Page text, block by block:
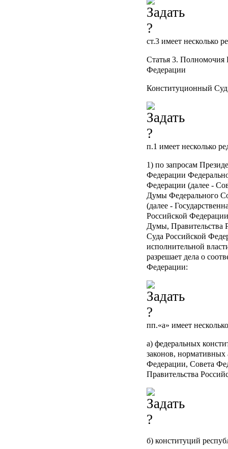
ст.3 имеет несколько
Статья 3. Полномочия
Федерации
Конституционный
п.1 имеет несколько
1) по запросам
Федерации
Федерации (далее -
Думы Федерального
(далее -
Российской
Думы, Правительства
Суда Российской
исполнительной
разрешает дела о
Федерации:
пп.«а» имеет
а) федеральных
законов, нормативных
Федерации, Совета
Правительства
б) конституций